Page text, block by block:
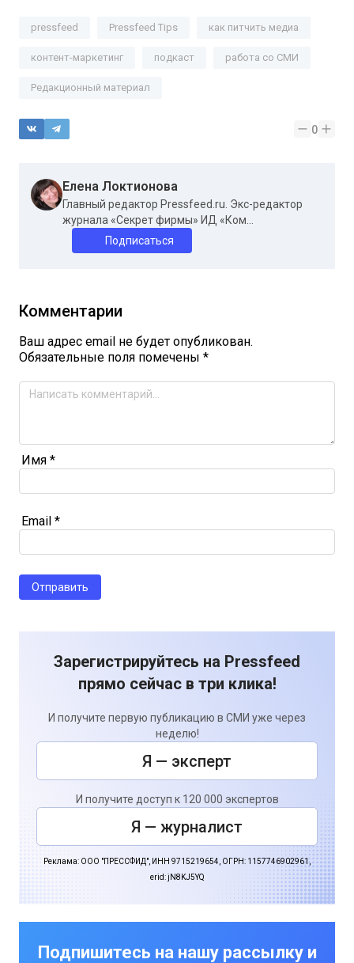
pressfeed Pressfeed Tips как питчить медиа
контент-маркетинг подкаст работа со СМИ
Редакционный материал
0
Елена Локтионова
Главный редактор Pressfeed.ru. Экс-редактор
журнала «Секрет фирмы» ИД «Ком...
Подписаться
Комментарии
Ваш адрес email не будет опубликован.
Обязательные поля помечены *
Имя *
Email *
Зарегистрируйтесь на Pressfeed
прямо сейчас в три клика!
И получите первую публикацию в СМИ уже через
неделю!
Я — эксперт
И получите доступ к 120 000 экспертов
Я — журналист
Реклама: ООО "ПРЕССФИД", ИНН 9715219654, ОГРН: 1157746902961,
erid: jN8KJ5YQ
Подпишитесь на нашу рассылку и